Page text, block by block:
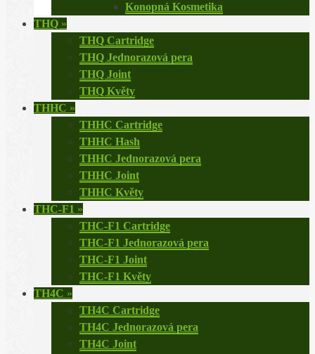
Konopná Kosmetika
THQ »
THQ Cartridge
THQ Jednorazová pera
THQ Joint
THQ Květy
THHC »
THHC Cartridge
THHC Hash
THHC Jednorazová pera
THHC Joint
THHC Květy
THC-F1 »
THC-F1 Cartridge
THC-F1 Jednorazová pera
THC-F1 Joint
THC-F1 Květy
TH4C »
TH4C Cartridge
TH4C Jednorazová pera
TH4C Joint